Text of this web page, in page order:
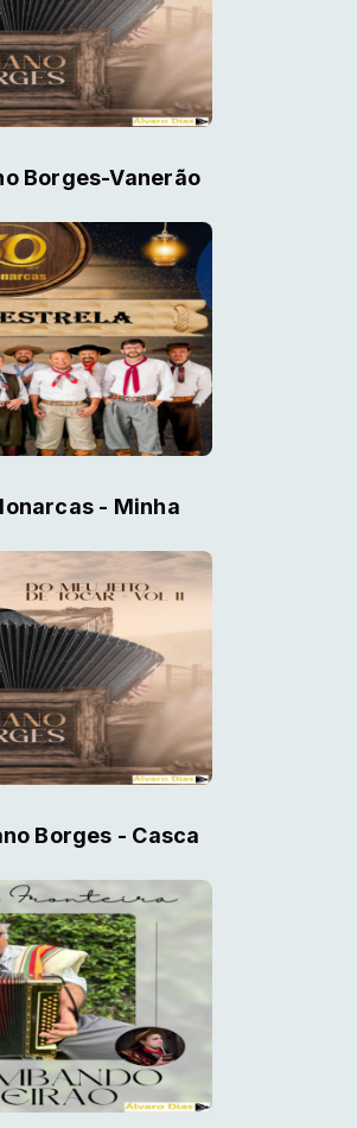
Borges-Vanerão
- Minha
Borges - Casca